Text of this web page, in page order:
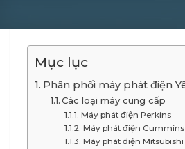
Mục lục
Phân phối máy phát điện
Các loại máy cung cấp
Máy phát điện Perkins
Máy phát điện Cummins
Máy phát điện Mitsubishi